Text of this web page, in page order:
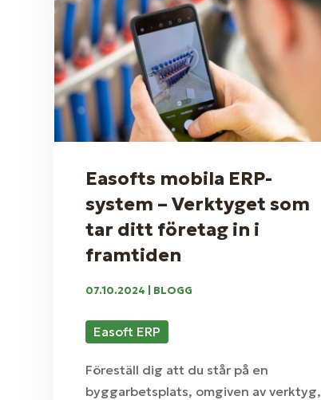
Easofts mobila ERP-
system – Verktyget som
tar ditt företag in i
framtiden
07.10.2024 BLOGG
Easoft ERP
Föreställ dig att du står på en
byggarbetsplats, omgiven av verktyg,